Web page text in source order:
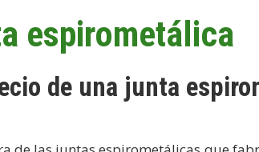
espirometálica
de una junta